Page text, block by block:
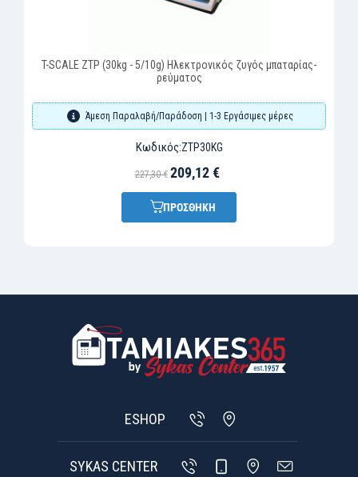
T-SCALE ZTP (30kg - 5/10g) Ηλεκτρονικός ζυγός μπαταρίας-
ρεύματος
Άμεση Παραλαβή/Παράδοση | 1-3 Εργάσιμες μέρες
Κωδικός:ZTP30KG
227,30 € 209,12 €
ΠΡΟΣΘΗΚΗ
ESHOP
SYKAS CENTER